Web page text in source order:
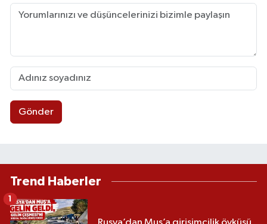
Gönder
Trend Haberler
1